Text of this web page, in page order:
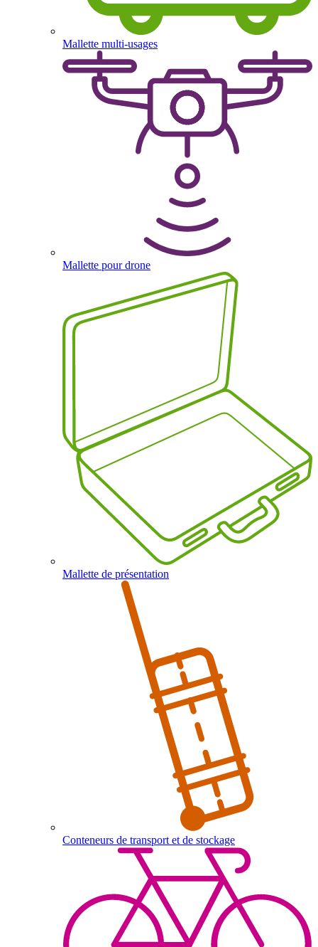
Mallette multi-usages
Mallette pour drone
Mallette de présentation
Conteneurs de transport et de stockage